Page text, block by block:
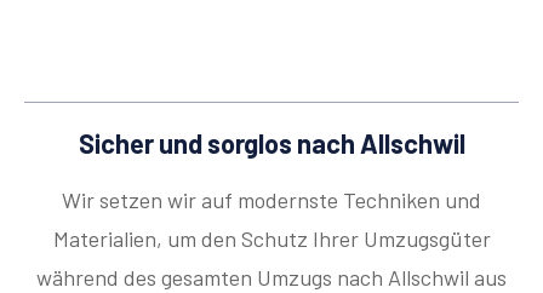
Sicher und sorglos nach Allschwil
Wir setzen wir auf modernste Techniken und
Materialien, um den Schutz Ihrer Umzugsgüter
während des gesamten Umzugs nach Allschwil aus